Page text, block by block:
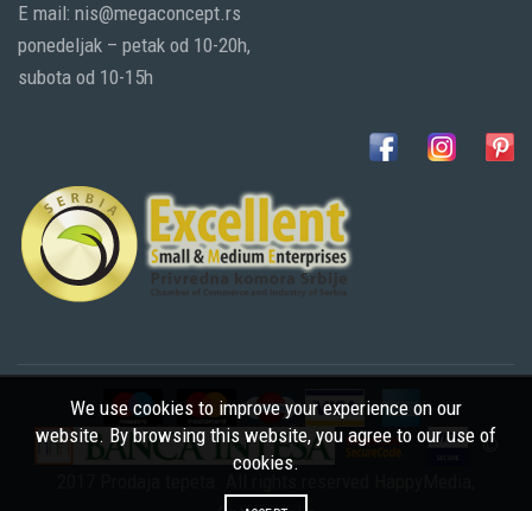
E mail: nis@megaconcept.rs
ponedeljak – petak od 10-20h,
subota od 10-15h
©
We use cookies to improve your experience on our
website. By browsing this website, you agree to our use of
cookies.